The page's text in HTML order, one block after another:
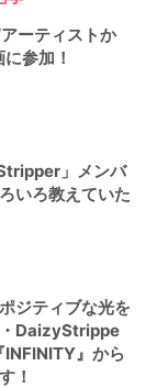
ーティストか
参加！
」メンバ
いろ教えていた
ジティブな光を
DaizyStrippe
』から
！